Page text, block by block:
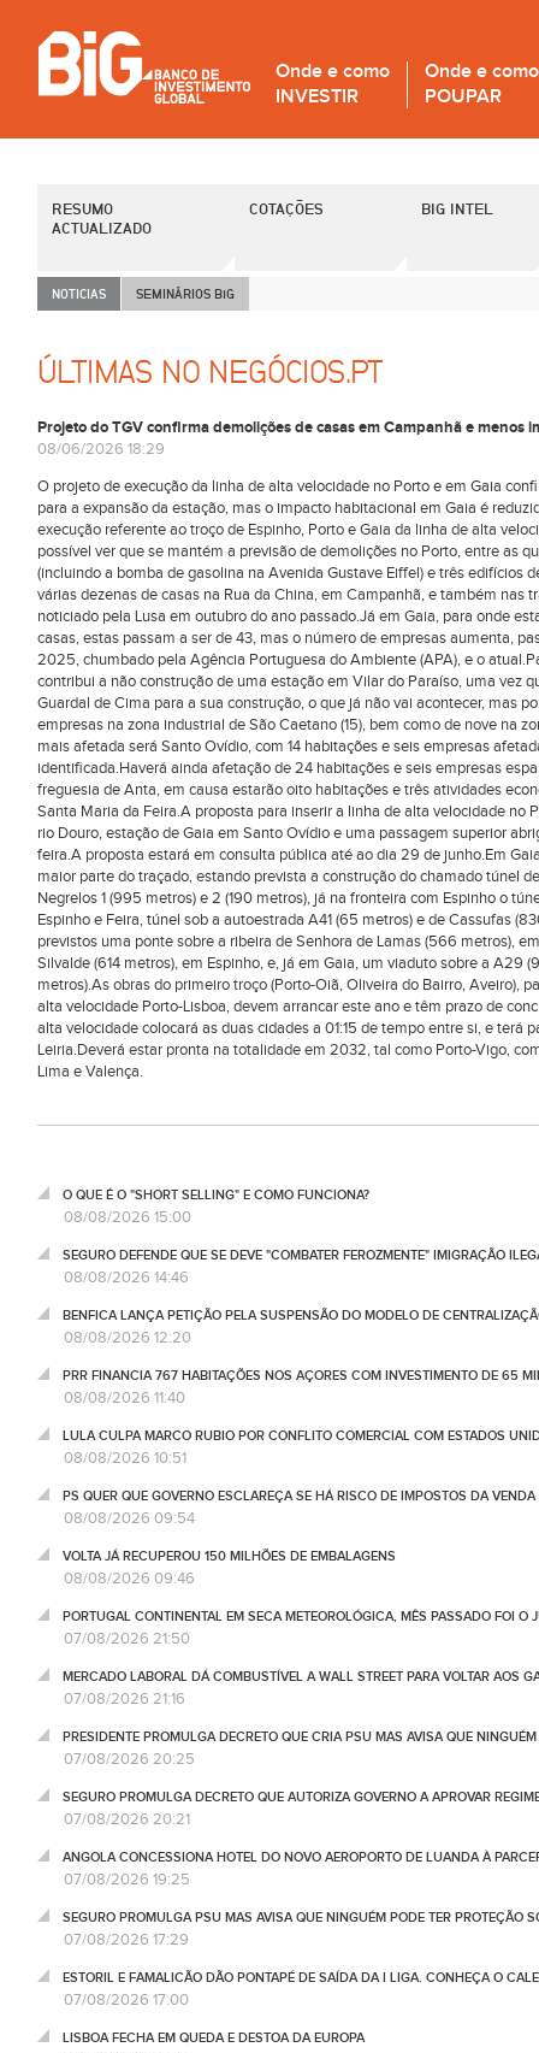
Onde e como
INVESTIR
Onde e como
POUPAR
RESUMO
ACTUALIZADO
COTAÇÕES BIG INTEL
NOTICIAS SEMINÁRIOS BiG
ÚLTIMAS NO NEGÓCIOS.PT
Projeto do TGV confirma demolições de casas em Campanhã e menos
08/06/2026 18:29
O projeto de execução da linha de alta velocidade no Porto e em Gaia
para a expansão da estação, mas o impacto habitacional em Gaia é
execução referente ao troço de Espinho, Porto e Gaia da linha de alta
possível ver que se mantém a previsão de demolições no Porto, entre as
(incluindo a bomba de gasolina na Avenida Gustave Eiffel) e três edifícios
várias dezenas de casas na Rua da China, em Campanhã, e também nas
noticiado pela Lusa em outubro do ano passado.Já em Gaia, para onde
casas, estas passam a ser de 43, mas o número de empresas aumenta,
2025, chumbado pela Agência Portuguesa do Ambiente (APA), e o
contribui a não construção de uma estação em Vilar do Paraíso, uma vez
Guardal de Cima para a sua construção, o que já não vai acontecer, mas
empresas na zona industrial de São Caetano (15), bem como de nove na
mais afetada será Santo Ovídio, com 14 habitações e seis empresas
identificada.Haverá ainda afetação de 24 habitações e seis empresas
freguesia de Anta, em causa estarão oito habitações e três atividades
Santa Maria da Feira.A proposta para inserir a linha de alta velocidade no
rio Douro, estação de Gaia em Santo Ovídio e uma passagem superior
feira.A proposta estará em consulta pública até ao dia 29 de junho.Em
maior parte do traçado, estando prevista a construção do chamado túnel
Negrelos 1 (995 metros) e 2 (190 metros), já na fronteira com Espinho o
Espinho e Feira, túnel sob a autoestrada A41 (65 metros) e de Cassufas
previstos uma ponte sobre a ribeira de Senhora de Lamas (566 metros),
Silvalde (614 metros), em Espinho, e, já em Gaia, um viaduto sobre a A29
metros).As obras do primeiro troço (Porto-Oiã, Oliveira do Bairro, Aveiro),
alta velocidade Porto-Lisboa, devem arrancar este ano e têm prazo de
alta velocidade colocará as duas cidades a 01:15 de tempo entre si, e terá
Leiria.Deverá estar pronta na totalidade em 2032, tal como Porto-Vigo,
Lima e Valença.
O QUE É O "SHORT SELLING" E COMO FUNCIONA?
08/08/2026 15:00
SEGURO DEFENDE QUE SE DEVE "COMBATER FEROZMENTE" IMIGRAÇÃO
08/08/2026 14:46
BENFICA LANÇA PETIÇÃO PELA SUSPENSÃO DO MODELO DE
08/08/2026 12:20
PRR FINANCIA 767 HABITAÇÕES NOS AÇORES COM INVESTIMENTO DE 65
08/08/2026 11:40
LULA CULPA MARCO RUBIO POR CONFLITO COMERCIAL COM ESTADOS
08/08/2026 10:51
PS QUER QUE GOVERNO ESCLAREÇA SE HÁ RISCO DE IMPOSTOS DA
08/08/2026 09:54
VOLTA JÁ RECUPEROU 150 MILHÕES DE EMBALAGENS
08/08/2026 09:46
PORTUGAL CONTINENTAL EM SECA METEOROLÓGICA, MÊS PASSADO FOI O
07/08/2026 21:50
MERCADO LABORAL DÁ COMBUSTÍVEL A WALL STREET PARA VOLTAR AOS
07/08/2026 21:16
PRESIDENTE PROMULGA DECRETO QUE CRIA PSU MAS AVISA QUE
07/08/2026 20:25
SEGURO PROMULGA DECRETO QUE AUTORIZA GOVERNO A APROVAR
07/08/2026 20:21
ANGOLA CONCESSIONA HOTEL DO NOVO AEROPORTO DE LUANDA À
07/08/2026 19:25
SEGURO PROMULGA PSU MAS AVISA QUE NINGUÉM PODE TER PROTEÇÃO
07/08/2026 17:29
ESTORIL E FAMALICÃO DÃO PONTAPÉ DE SAÍDA DA I LIGA. CONHEÇA O
07/08/2026 17:00
LISBOA FECHA EM QUEDA E DESTOA DA EUROPA